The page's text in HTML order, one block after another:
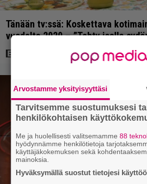
Tänään tv:ssä: Koskettava
vuodelta 2020 – ”Tehty isolla
Arvostamme yksityisyyttäsi
Tarvitsemme suostumuksesi
henkilökohtaisen
Me ja huolellisesti valitsemamme88
hyödynnämme henkilötietoja
käyttäjäkokemuksen sekä
mainoksia.
Hyväksymällä suostut tietojesi